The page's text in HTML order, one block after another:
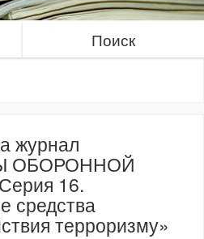
Поиск
журнал
ОБОРОННОЙ
16.
средства
терроризму»